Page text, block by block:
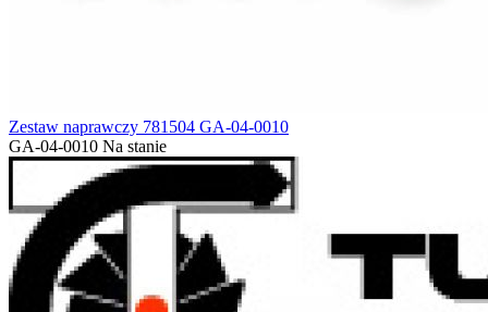
Zestaw naprawczy 781504 GA-04-0010
GA-04-0010 Na stanie